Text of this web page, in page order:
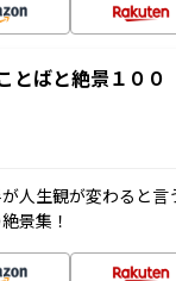
とばと絶景１００
人生観が変わると
景集！